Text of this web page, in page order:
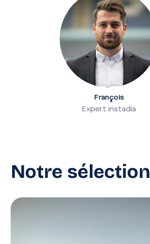
François
Expert instadia
Notre sélection